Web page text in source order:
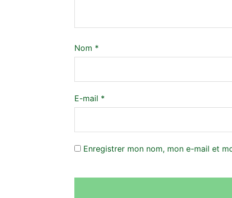
Nom *
E-mail *
Enregistrer mon nom, mon e-mail et